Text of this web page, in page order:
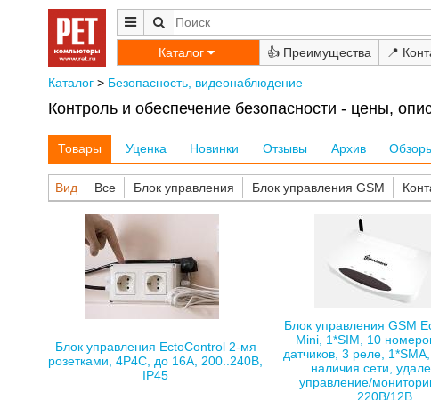
Каталог 👍 📍
Каталог> Безопасность, видеонаблюдение
Контроль и обеспечение безопасности - цены,
Товары Уценка Новинки Отзывы Архив
Вид Все Блок управления Блок управления GSM
Блок управления EctoControl 2-мя
розетками, 4P4C, до 16А, 200..240В,
IP45
Блок управления GSM
Mini, 1*SIM, 10
датчиков, 3 реле,
наличия сети,
управление/
220В/12В